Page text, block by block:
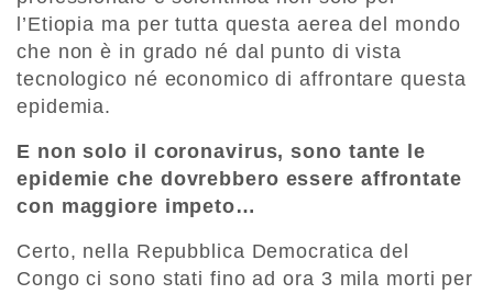
l’Etiopia ma per tutta questa aerea del mondo
che non è in grado né dal punto di vista
tecnologico né economico di affrontare questa
epidemia.
E non solo il coronavirus, sono tante le
epidemie che dovrebbero essere affrontate
con maggiore impeto…
Certo, nella Repubblica Democratica del
Congo ci sono stati fino ad ora 3 mila morti per